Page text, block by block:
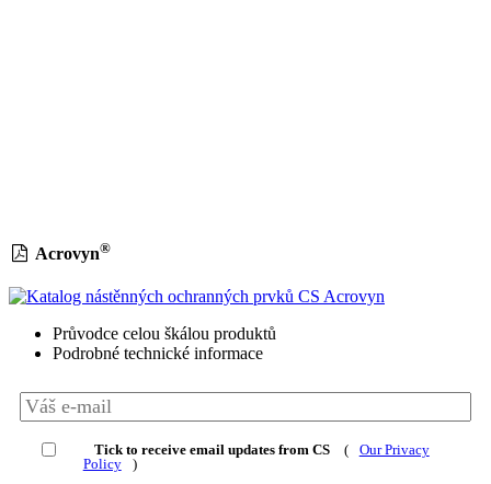
Acrovyn®
Průvodce celou škálou produktů
Podrobné technické informace
Tick to receive email updates from CS (
Our Privacy
Policy
)